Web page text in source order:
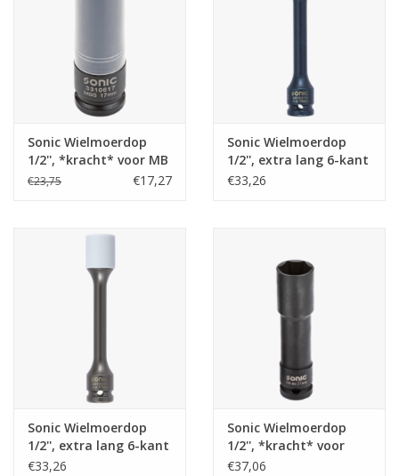
Sonic Wielmoerdop
1/2'', *kracht* voor MB
88mmL 17mm
€23,75 €17,27
Sonic Wielmoerdop
1/2'', extra lang 6-kant
voor aluminium velgen
€33,26
Sonic Wielmoerdop
1/2'', extra lang 6-kant
voor aluminium velgen
€33,26
Sonic Wielmoerdop
1/2'', *kracht* voor
aluminium velgen
€37,06